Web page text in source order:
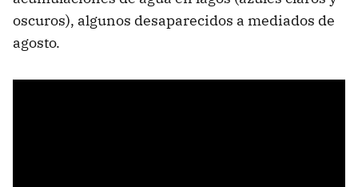
oscuros), algunos desaparecidos a mediados de
agosto.